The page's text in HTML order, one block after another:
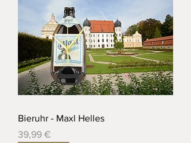
Bieruhr - Maxl Helles
Preis
39,99 €